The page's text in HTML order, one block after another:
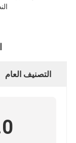
التصنيف العام